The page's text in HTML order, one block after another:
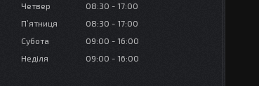
Четвер
08:30
17:00
Пʼятниця
08:30
17:00
Субота
09:00
16:00
Неділя
09:00 16:00